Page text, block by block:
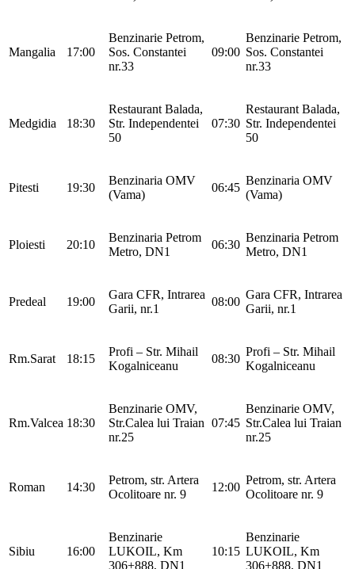
Mangalia 17:00
Benzinarie Petrom,
Sos. Constantei
nr.33
09:00
Benzinarie Petrom,
Sos. Constantei
nr.33
Medgidia 18:30
Restaurant Balada,
Str. Independentei
50
07:30
Restaurant Balada,
Str. Independentei
50
Pitesti 19:30
Benzinaria OMV
(Vama)
06:45
Benzinaria OMV
(Vama)
Ploiesti 20:10
Benzinaria Petrom
Metro, DN1
06:30
Benzinaria Petrom
Metro, DN1
Predeal 19:00
Gara CFR, Intrarea
Garii, nr.1
08:00
Gara CFR, Intrarea
Garii, nr.1
Rm.Sarat 18:15
Profi – Str. Mihail
Kogalniceanu
08:30
Profi – Str. Mihail
Kogalniceanu
Rm.Valcea 18:30
Benzinarie OMV,
Str.Calea lui Traian
nr.25
07:45
Benzinarie OMV,
Str.Calea lui Traian
nr.25
Roman 14:30
Petrom, str. Artera
Ocolitoare nr. 9
12:00
Petrom, str. Artera
Ocolitoare nr. 9
Sibiu 16:00
Benzinarie
LUKOIL, Km
306+888, DN1
10:15
Benzinarie
LUKOIL, Km
306+888, DN1